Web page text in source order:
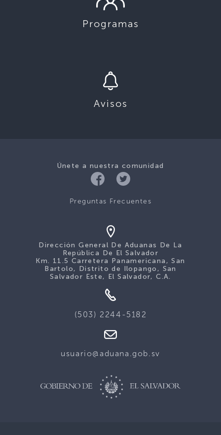
Programas
Avisos
Únete a nuestra comunidad
Preguntas Frecuentes
Dirección General De Aduanas De La
República De El Salvador
Km. 11.5 Carretera Panamericana, San
Bartolo, Distrito de Ilopango, San
Salvador Este, El Salvador, C.A.
(503) 2244-5182
usuario@aduana.gob.sv